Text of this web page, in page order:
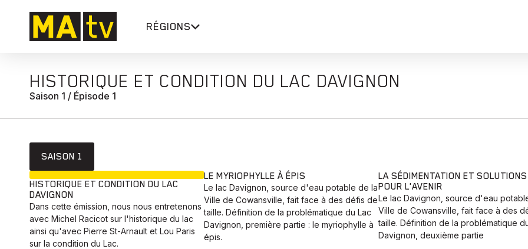
RÉGIONS
HISTORIQUE ET CONDITION DU LAC DAVIGNON
Saison 1 / Épisode 1
SAISON 1
HISTORIQUE ET CONDITION DU LAC
DAVIGNON
Dans cette émission, nous nous entretenons
avec Michel Racicot sur l'historique du lac
ainsi qu'avec Pierre St-Arnault et Lou Paris
sur la condition du Lac.
LE MYRIOPHYLLE À ÉPIS
Le lac Davignon, source d'eau potable de la
Ville de Cowansville, fait face à des défis de
taille. Définition de la problématique du Lac
Davignon, première partie : le myriophylle à
épis.
LA SÉDIMENTATION ET SOLUTIONS
POUR L'AVENIR
Le lac Davignon, source d'eau
Ville de Cowansville, fait face à des
taille. Définition de la problématique
Davignon, deuxième partie